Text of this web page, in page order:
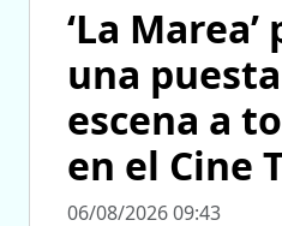
‘La
una
escena a
en el Cine
06/08/2026 09:43